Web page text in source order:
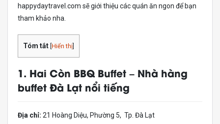
happydaytravel.com sẽ giới thiệu các quán ăn ngon để bạn
tham khảo nha.
Tóm tắt Hiển thị
1. Hai Còn BBQ Buffet – Nhà hàng
buffet Đà Lạt nổi tiếng
Địa chỉ: 21 Hoàng Diệu, Phường 5, Tp. Đà Lạt